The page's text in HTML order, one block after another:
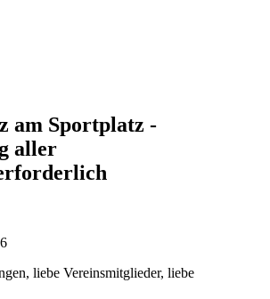
am Sportplatz -
aller
liebe Vereinsmitglieder, liebe